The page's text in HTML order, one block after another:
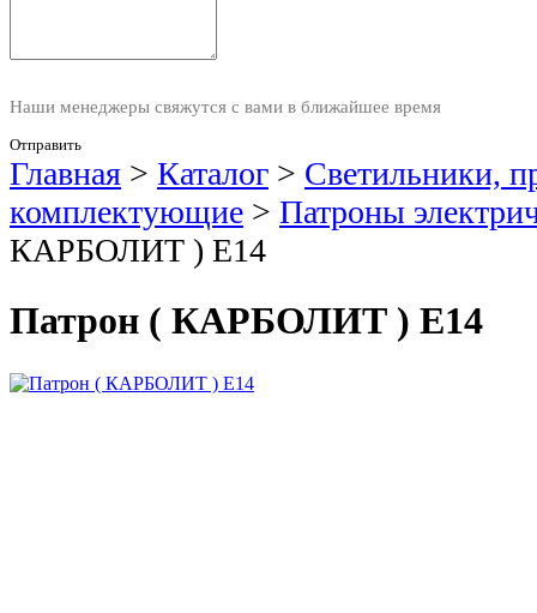
Наши менеджеры свяжутся с вами в ближайшее время
Отправить
Главная > Каталог > Светильники,
комплектующие > Патроны
КАРБОЛИТ ) Е14
Патрон ( КАРБОЛИТ ) Е14